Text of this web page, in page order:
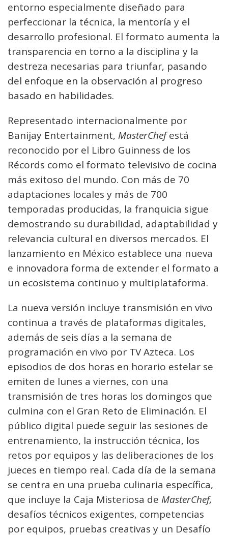
entorno especialmente diseñado para
perfeccionar la técnica, la mentoría y el
desarrollo profesional. El formato aumenta la
transparencia en torno a la disciplina y la
destreza necesarias para triunfar, pasando
del enfoque en la observación al progreso
basado en habilidades.
Representado internacionalmente por
Banijay Entertainment, MasterChefestá
reconocido por el Libro Guinness de los
Récords como el formato televisivo de cocina
más exitoso del mundo. Con más de 70
adaptaciones locales y más de 700
temporadas producidas, la franquicia sigue
demostrando su durabilidad, adaptabilidad y
relevancia cultural en diversos mercados. El
lanzamiento en México establece una nueva
e innovadora forma de extender el formato a
un ecosistema continuo y multiplataforma.
La nueva versión incluye transmisión en vivo
continua a través de plataformas digitales,
además de seis días a la semana de
programación en vivo por TV Azteca. Los
episodios de dos horas en horario estelar se
emiten de lunes a viernes, con una
transmisión de tres horas los domingos que
culmina con el Gran Reto de Eliminación. El
público digital puede seguir las sesiones de
entrenamiento, la instrucción técnica, los
retos por equipos y las deliberaciones de los
jueces en tiempo real. Cada día de la semana
se centra en una prueba culinaria específica,
que incluye la Caja Misteriosa de MasterChef,
desafíos técnicos exigentes, competencias
por equipos, pruebas creativas y un Desafío